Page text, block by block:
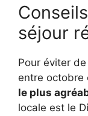
séjour
Pour éviter
entre octobre
le plus
locale est le